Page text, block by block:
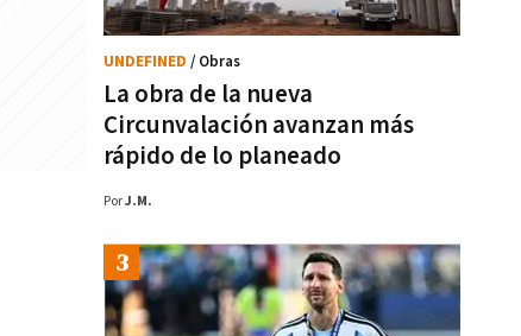
La obra de la nueva
Circunvalación avanzan más
rápido de lo planeado
UNDEFINED / Obras
PorJ.M.